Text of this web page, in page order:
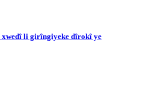
xwedî li girîngiyeke dîrokî ye